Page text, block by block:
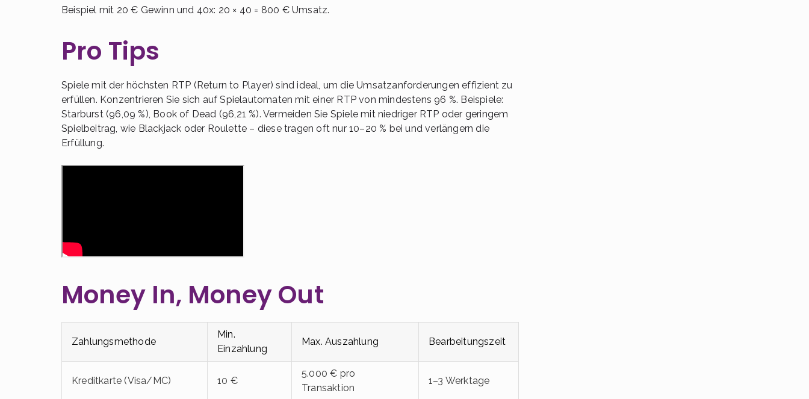
Beispiel mit 20 € Gewinn und 40x: 20 × 40 = 800 € Umsatz.
Pro Tips
Spiele mit der höchsten RTP (Return to Player) sind ideal, um die Umsatzanforderungen effizient zu
erfüllen. Konzentrieren Sie sich auf Spielautomaten mit einer RTP von mindestens 96 %. Beispiele:
Starburst (96,09 %), Book of Dead (96,21 %). Vermeiden Sie Spiele mit niedriger RTP oder geringem
Spielbeitrag, wie Blackjack oder Roulette – diese tragen oft nur 10–20 % bei und verlängern die
Erfüllung.
Money In, Money Out
Zahlungsmethode
Min.
Einzahlung
Max. Auszahlung Bearbeitungszeit
Kreditkarte (Visa/MC) 10 €
5.000 € pro
Transaktion
1–3 Werktage